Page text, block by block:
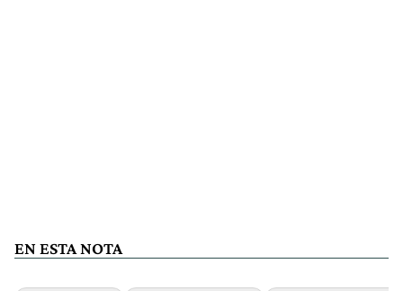
EN ESTA NOTA